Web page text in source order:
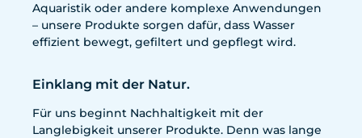
Aquaristik oder andere komplexe Anwendungen
– unsere Produkte sorgen dafür, dass Wasser
effizient bewegt, gefiltert und gepflegt wird.
Einklang mit der Natur.
Für uns beginnt Nachhaltigkeit mit der
Langlebigkeit unserer Produkte. Denn was lange